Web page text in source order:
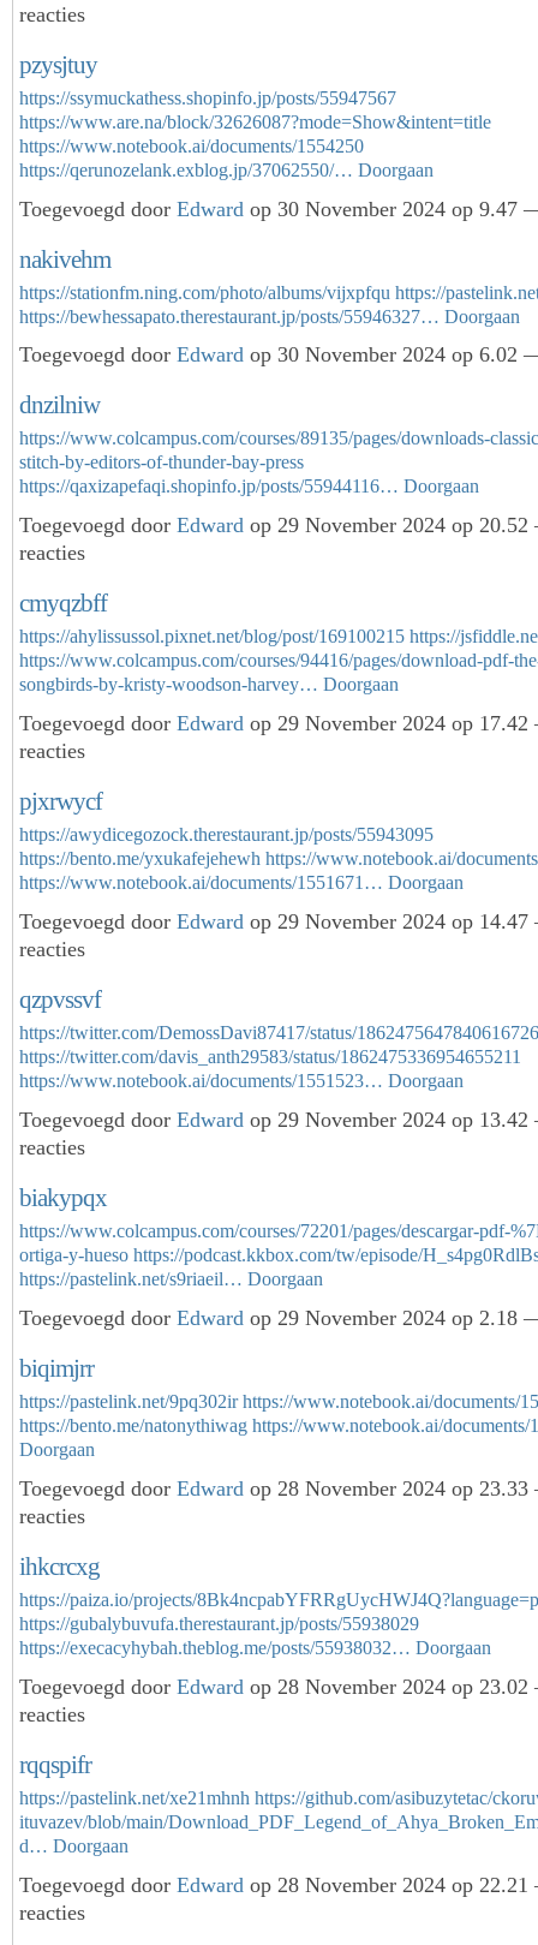
reacties
pzysjtuy
https://ssymuckathess.shopinfo.jp/posts/55947567
https://www.are.na/block/32626087?mode=Show&intent=title
https://www.notebook.ai/documents/1554250
https://qerunozelank.exblog.jp/37062550/… Doorgaan
Toegevoegd door Edward op 30 November 2024 op 9.47
nakivehm
https://stationfm.ning.com/photo/albums/vijxpfqu https://
https://bewhessapato.therestaurant.jp/posts/55946327… Doorgaan
Toegevoegd door Edward op 30 November 2024 op 6.02
dnzilniw
https://www.colcampus.com/courses/89135/pages/downloads-
stitch-by-editors-of-thunder-bay-press
https://qaxizapefaqi.shopinfo.jp/posts/55944116… Doorgaan
Toegevoegd door Edward op 29 November 2024 op
reacties
cmyqzbff
https://ahylissussol.pixnet.net/blog/post/169100215 https://
https://www.colcampus.com/courses/94416/pages/download-pdf-
songbirds-by-kristy-woodson-harvey… Doorgaan
Toegevoegd door Edward op 29 November 2024 op
reacties
pjxrwycf
https://awydicegozock.therestaurant.jp/posts/55943095
https://bento.me/yxukafejehewh https://www.notebook.ai/
https://www.notebook.ai/documents/1551671… Doorgaan
Toegevoegd door Edward op 29 November 2024 op
reacties
qzpvssvf
https://twitter.com/DemossDavi87417/status/1862475647840616726
https://twitter.com/davis_anth29583/status/1862475336954655211
https://www.notebook.ai/documents/1551523… Doorgaan
Toegevoegd door Edward op 29 November 2024 op
reacties
biakypqx
https://www.colcampus.com/courses/72201/pages/descargar-pdf-
ortiga-y-hueso https://podcast.kkbox.com/tw/episode/
https://pastelink.net/s9riaeil… Doorgaan
Toegevoegd door Edward op 29 November 2024 op 2.18
biqimjrr
https://pastelink.net/9pq302ir https://www.notebook.ai/documents/
https://bento.me/natonythiwag https://www.notebook.ai/
Doorgaan
Toegevoegd door Edward op 28 November 2024 op
reacties
ihkcrcxg
https://paiza.io/projects/
https://gubalybuvufa.therestaurant.jp/posts/55938029
https://execacyhybah.theblog.me/posts/55938032… Doorgaan
Toegevoegd door Edward op 28 November 2024 op
reacties
rqqspifr
https://pastelink.net/xe21mhnh https://github.com/asibuzytetac/
ituvazev/blob/main/
d… Doorgaan
Toegevoegd door Edward op 28 November 2024 op
reacties